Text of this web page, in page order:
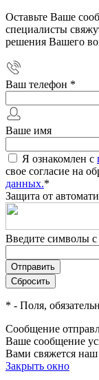
Оставьте Ваше
специалисты
решения Вашего
Ваш телефон *
Ваше имя
Я ознакомлен с
свое согласие на
данных.*
Защита от
Введите символы с
* - Поля,
Сообщение
Ваше сообщение
Вами свяжется наш
Закрыть окно